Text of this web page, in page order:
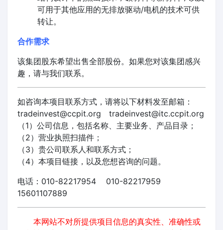
可用于其他应用的无排放驱动/电机的技术可供
转让。
合作需求
该集团股东希望出售全部股份。如果您对该集团感兴
趣，请与我们联系。
如咨询本项目联系方式，请将以下材料发至邮箱：
tradeinvest@ccpit.org tradeinvest@itc.ccpit.org
（1）公司信息，包括名称、主要业务、产品目录；
（2）营业执照扫描件；
（3）贵公司联系人和联系方式；
（4）本项目链接，以及您想咨询的问题。
电话：010-82217954 010-82217959
15601107889
本网站不对所提供项目信息的真实性、准确性或